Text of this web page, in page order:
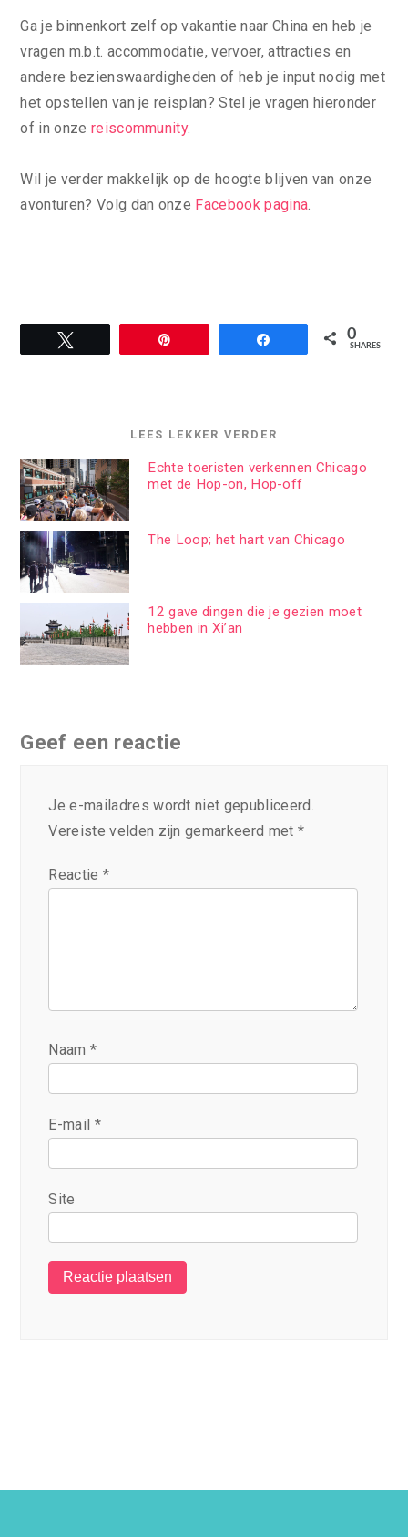
Ga je binnenkort zelf op vakantie naar China en heb je
vragen m.b.t. accommodatie, vervoer, attracties en
andere bezienswaardigheden of heb je input nodig met
het opstellen van je reisplan? Stel je vragen hieronder
of in onze reiscommunity.
Wil je verder makkelijk op de hoogte blijven van onze
avonturen? Volg dan onze Facebook pagina.
0
SHARES
LEES LEKKER VERDER
Echte toeristen verkennen Chicago
met de Hop-on, Hop-off
The Loop; het hart van Chicago
12 gave dingen die je gezien moet
hebben in Xi’an
Geef een reactie
Je e-mailadres wordt niet gepubliceerd.
Vereiste velden zijn gemarkeerd met *
Reactie *
Naam*
E-mail *
Site